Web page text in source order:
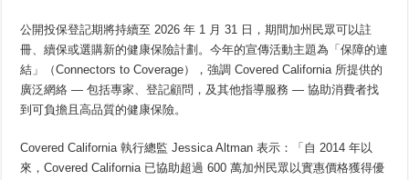
公開投保登記期將持續至 2026 年 1 月 31 日，期間加州民眾可以註
冊、續保或選購新的健康保險計劃。今年的宣傳活動主題為「保障的連
結」（Connectors to Coverage），強調 Covered California 所提供的
廣泛網絡 — 包括專家、登記顧問，及其他指導服務 — 協助消費者找
到可負擔且高品質的健康保險。
Covered California 執行總監 Jessica Altman 表示：「自 2014 年以
來，Covered California 已協助超過 600 萬加州民眾以實惠價格獲得優